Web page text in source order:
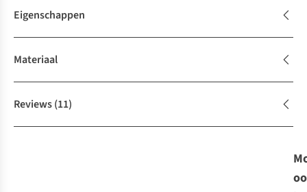
Eigenschappen
Materiaal
Reviews(11)